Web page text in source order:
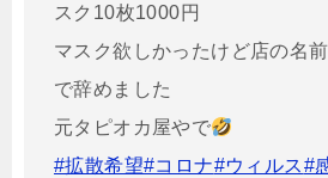
スク10枚1000円
マスク欲しかったけど店の名
で辞めました
元タピオカ屋やで
#拡散希望#コロナ#ウィルス#